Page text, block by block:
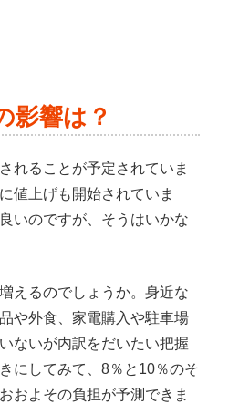
影響は？
れることが予定されていま
値上げも開始されていま
いのですが、そうはいかな
えるのでしょうか。身近な
や外食、家電購入や駐車場
ないが内訳をだいたい把握
にしてみて、8％と10％のそ
およその負担が予測できま